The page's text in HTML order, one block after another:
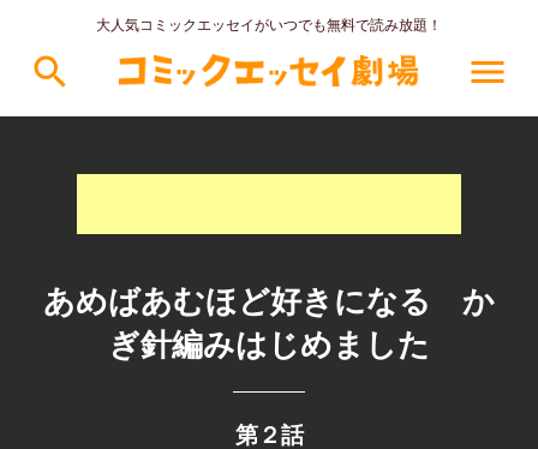
大人気コミックエッセイがいつでも無料で読み放題！
search menu
あめばあむほど好きになる か
ぎ針編みはじめました
第２話